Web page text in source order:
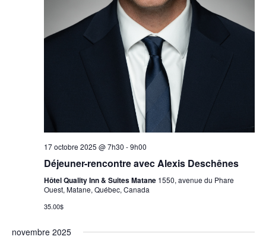
17 octobre 2025 @ 7h30 -9h00
Déjeuner-rencontre avec Alexis Deschênes
Hôtel Quality Inn & Suites Matane 1550, avenue du Phare
Ouest, Matane, Québec, Canada
35.00$
novembre 2025